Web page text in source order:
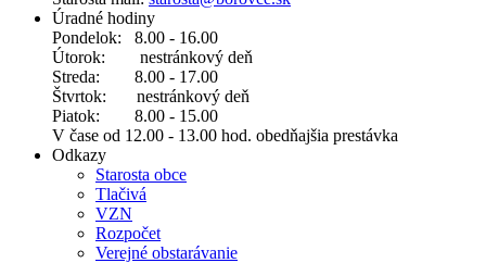
Úradné hodiny
Pondelok: 8.00 - 16.00
Útorok: nestránkový deň
Streda: 8.00 - 17.00
Štvrtok: nestránkový deň
Piatok: 8.00 - 15.00
V čase od 12.00 - 13.00 hod. obedňajšia prestávka
Odkazy
Starosta obce
Tlačivá
VZN
Rozpočet
Verejné obstarávanie